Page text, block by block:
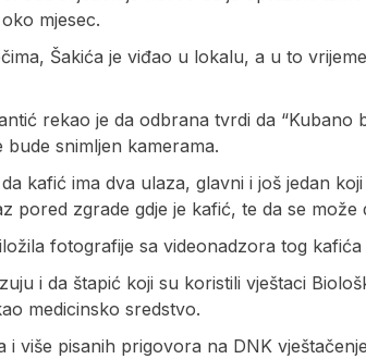
mjesec.
Šakića je viđao u lokalu, a u to
rekao je da odbrana tvrdi da “Kubano
snimljen kamerama.
kafić ima dva ulaza, glavni i još jedan
pored zgrade gdje je kafić, te da se može
fotografije sa videonadzora tog
i da štapić koji su koristili vještaci
medicinsko sredstvo.
i više pisanih prigovora na DNK